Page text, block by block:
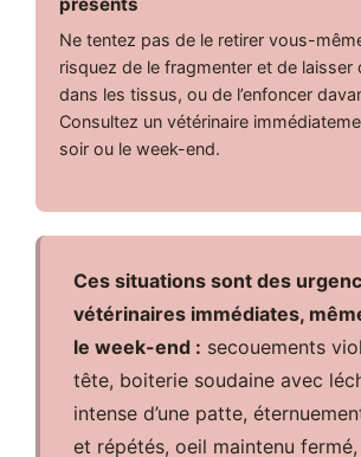
Ne tentez pas de le retirer vous-
risquez de le fragmenter et de laisser
dans les tissus, ou de l’enfoncer
Consultez un vétérinaire
soir ou le week-end.
Ces situations sont des
vétérinaires immédiates,
le week-end : secouements
tête, boiterie soudaine avec
intense d’une patte,
et répétés, oeil maintenu